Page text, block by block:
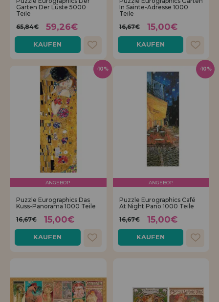
Garten Der Lüste 5000
Teile
65,84€
59,26€
KAUFEN
In Sainte-Adresse 1000
Teile
16,67€
15,00€
KAUFEN
ANGEBOT!
Puzzle Eurographics Das
Kuss-Panorama 1000 Teile
16,67€
15,00€
KAUFEN
-10%
ANGEBOT!
Puzzle Eurographics Café
At Night Pano 1000 Teile
16,67€
15,00€
KAUFEN
-10%